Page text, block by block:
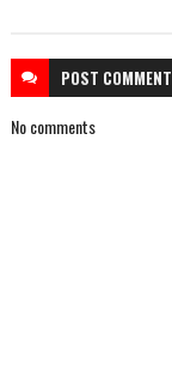
POST COMMENT
No comments